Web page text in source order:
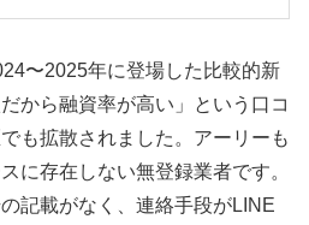
〜2025年に登場した比較的新
から融資率が高い」という口コ
も拡散されました。アーリーも
に存在しない無登録業者です。
記載がなく、連絡手段がLINE